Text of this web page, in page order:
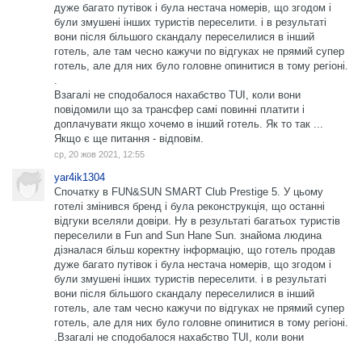
дуже багато путівок і була нестача номерів, що згодом і
були змушені інших туристів переселити. і в результаті
вони після більшого скандалу переселилися в інший
готель, але там чесно кажучи по відгуках не прямий супер
готель, але для них було головне опинитися в тому регіоні.
Взагалі не сподобалося нахабство TUI, коли вони
повідомили що за трансфер самі повинні платити і
доплачувати якщо хочемо в інший готель. Як то так ...
Якщо є ще питання - відповім.
ср, 20 жов 2021, 12:55
yar4ik1304
Спочатку в FUN&SUN SMART Club Prestige 5. У цьому
готелі змінився бренд і була реконструкція, що останні
відгуки вселяли довіри. Ну в результаті багатьох туристів
переселили в Fun and Sun Hane Sun. знайома людина
дізналася більш коректну інформацію, що готель продав
дуже багато путівок і була нестача номерів, що згодом і
були змушені інших туристів переселити. і в результаті
вони після більшого скандалу переселилися в інший
готель, але там чесно кажучи по відгуках не прямий супер
готель, але для них було головне опинитися в тому регіоні.
.Взагалі не сподобалося нахабство TUI, коли вони